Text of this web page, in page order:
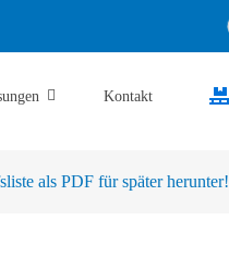
Kontakt
als PDF für später herunter!